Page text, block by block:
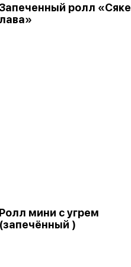
ролл «Сяке
лава»
Ролл мини с угрем
(запечённый )